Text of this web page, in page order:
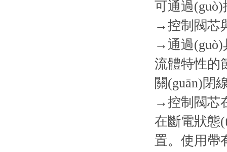
可通過
→控制閥芯
→通過(guò)
流體特性的
關(guān)閉
→控制閥芯
在斷電狀態
置。使用帶